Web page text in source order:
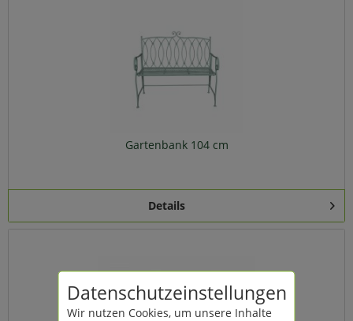
Gartenbank 104 cm
Details
Datenschutzeinstellungen
Wir nutzen Cookies, um unsere Inhalte